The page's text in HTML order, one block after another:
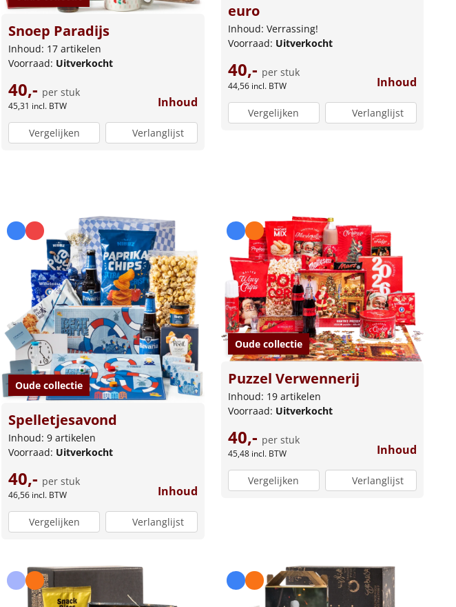
Snoep Paradijs
Inhoud: 17 artikelen
Voorraad: Uitverkocht
40,- per stuk
45,31 incl. BTW Inhoud
Vergelijken Verlanglijst
euro
Inhoud: Verrassing!
Voorraad: Uitverkocht
40,- per stuk
44,56 incl. BTW Inhoud
Vergelijken Verlanglijst
Oude collectie
Spelletjesavond
Inhoud: 9 artikelen
Voorraad: Uitverkocht
40,- per stuk
46,56 incl. BTW Inhoud
Vergelijken Verlanglijst
Oude collectie
Puzzel Verwennerij
Inhoud: 19 artikelen
Voorraad: Uitverkocht
40,- per stuk
45,48 incl. BTW Inhoud
Vergelijken Verlanglijst